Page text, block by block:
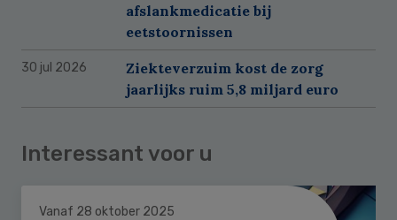
afslankmedicatie bij
eetstoornissen
30 jul 2026
Ziekteverzuim kost de zorg
jaarlijks ruim 5,8 miljard euro
Interessant voor u
Vanaf 28 oktober 2025